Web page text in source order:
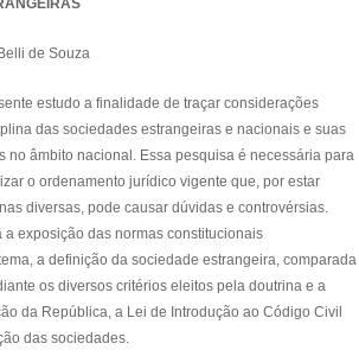
de Souza
estudo a finalidade de traçar considerações
das sociedades estrangeiras e nacionais e suas
no âmbito nacional. Essa pesquisa é necessária para
o ordenamento jurídico vigente que, por estar
diversas, pode causar dúvidas e controvérsias.
a exposição das normas constitucionais
a definição da sociedade estrangeira, comparada
os diversos critérios eleitos pela doutrina e a
da República, a Lei de Introdução ao Código Civil
das sociedades.